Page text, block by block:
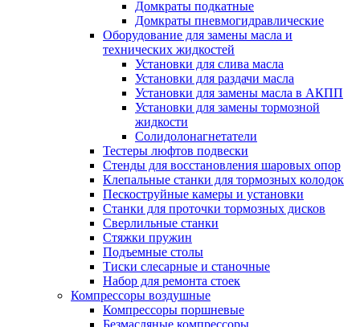
Домкраты подкатные
Домкраты пневмогидравлические
Оборудование для замены масла и
технических жидкостей
Установки для слива масла
Установки для раздачи масла
Установки для замены масла в АКПП
Установки для замены тормозной
жидкости
Солидолонагнетатели
Тестеры люфтов подвески
Стенды для восстановления шаровых опор
Клепальные станки для тормозных колодок
Пескоструйные камеры и установки
Станки для проточки тормозных дисков
Сверлильные станки
Стяжки пружин
Подъемные столы
Тиски слесарные и станочные
Набор для ремонта стоек
Компрессоры воздушные
Компрессоры поршневые
Безмасляные компрессоры